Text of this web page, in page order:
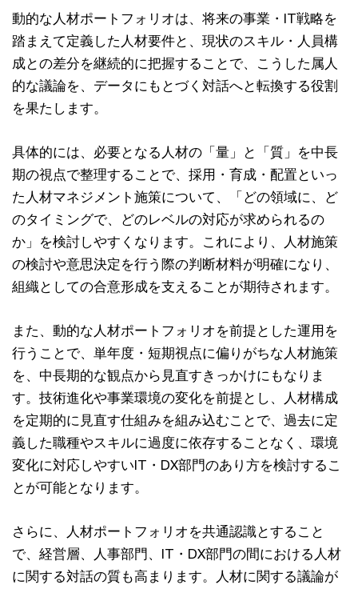
動的な人材ポートフォリオは、将来の事業・IT戦略を
踏まえて定義した人材要件と、現状のスキル・人員構
成との差分を継続的に把握することで、こうした属人
的な議論を、データにもとづく対話へと転換する役割
を果たします。
具体的には、必要となる人材の「量」と「質」を中長
期の視点で整理することで、採用・育成・配置といっ
た人材マネジメント施策について、「どの領域に、ど
のタイミングで、どのレベルの対応が求められるの
か」を検討しやすくなります。これにより、人材施策
の検討や意思決定を行う際の判断材料が明確になり、
組織としての合意形成を支えることが期待されます。
また、動的な人材ポートフォリオを前提とした運用を
行うことで、単年度・短期視点に偏りがちな人材施策
を、中長期的な観点から見直すきっかけにもなりま
す。技術進化や事業環境の変化を前提とし、人材構成
を定期的に見直す仕組みを組み込むことで、過去に定
義した職種やスキルに過度に依存することなく、環境
変化に対応しやすいIT・DX部門のあり方を検討するこ
とが可能となります。
さらに、人材ポートフォリオを共通認識とすること
で、経営層、人事部門、IT・DX部門の間における人材
に関する対話の質も高まります。人材に関する議論が